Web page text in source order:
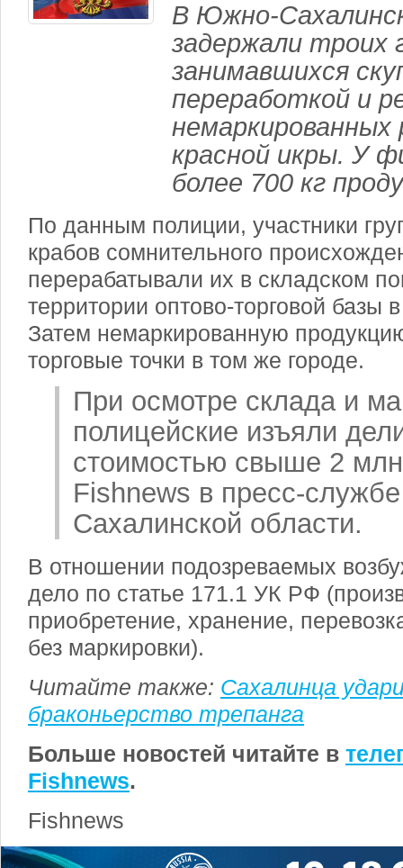
В Южно-
задержали троих
занимавшихся
переработкой и
немаркированных
красной икры. У
более 700 кг
По данным полиции, участники
крабов сомнительного
перерабатывали их в складском
территории оптово-торговой
Затем немаркированную
торговые точки в том же городе.
При осмотре склада и
полицейские изъяли
стоимостью свыше 2
Fishnews в пресс-
Сахалинской области.
В отношении подозреваемых
дело по статье 171.1 УК РФ
приобретение, хранение,
без маркировки).
Читайте также: Сахалинца
браконьерство трепанга
Больше новостей читайте в
Fishnews.
Fishnews